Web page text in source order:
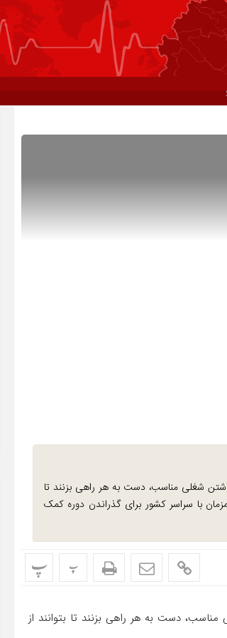
شغلی مناسب، دست به هر راهی بزنند تا
با سراسر کشور برای گذراندن دوره کمک
پ پ
دست به هر راهی بزنند تا بتوانند از